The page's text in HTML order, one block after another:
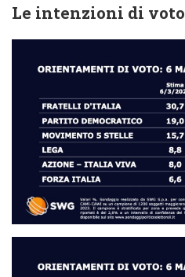
Le intenzioni di voto